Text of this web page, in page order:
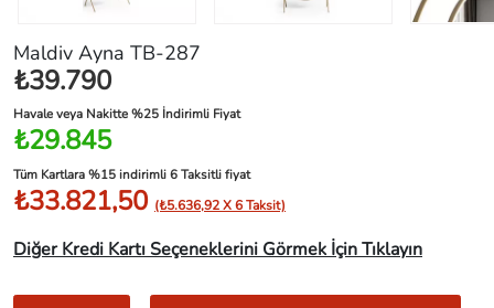
Maldiv Ayna TB-287
₺39.790
Havale veya Nakitte %25 İndirimli Fiyat
₺29.845
Tüm Kartlara %15 indirimli 6 Taksitli fiyat
₺33.821,50 (₺5.636,92 X 6 Taksit)
Diğer Kredi Kartı Seçeneklerini Görmek İçin Tıklayın